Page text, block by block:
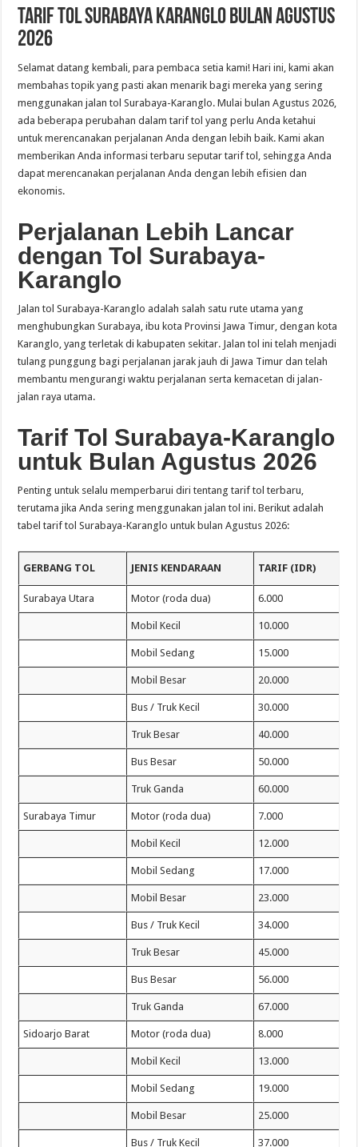
Tarif Tol Surabaya Karanglo Bulan Agustus
2026
Selamat datang kembali, para pembaca setia kami! Hari ini, kami akan
membahas topik yang pasti akan menarik bagi mereka yang sering
menggunakan jalan tol Surabaya-Karanglo. Mulai bulan Agustus 2026,
ada beberapa perubahan dalam tarif tol yang perlu Anda ketahui
untuk merencanakan perjalanan Anda dengan lebih baik. Kami akan
memberikan Anda informasi terbaru seputar tarif tol, sehingga Anda
dapat merencanakan perjalanan Anda dengan lebih efisien dan
ekonomis.
Perjalanan Lebih Lancar
dengan Tol Surabaya-
Karanglo
Jalan tol Surabaya-Karanglo adalah salah satu rute utama yang
menghubungkan Surabaya, ibu kota Provinsi Jawa Timur, dengan kota
Karanglo, yang terletak di kabupaten sekitar. Jalan tol ini telah menjadi
tulang punggung bagi perjalanan jarak jauh di Jawa Timur dan telah
membantu mengurangi waktu perjalanan serta kemacetan di jalan-
jalan raya utama.
Tarif Tol Surabaya-Karanglo
untuk Bulan Agustus 2026
Penting untuk selalu memperbarui diri tentang tarif tol terbaru,
terutama jika Anda sering menggunakan jalan tol ini. Berikut adalah
tabel tarif tol Surabaya-Karanglo untuk bulan Agustus 2026:
GERBANG TOL JENIS KENDARAAN TARIF (IDR)
Surabaya Utara Motor (roda dua) 6.000
Mobil Kecil 10.000
Mobil Sedang 15.000
Mobil Besar 20.000
Bus / Truk Kecil 30.000
Truk Besar 40.000
Bus Besar 50.000
Truk Ganda 60.000
Surabaya Timur Motor (roda dua) 7.000
Mobil Kecil 12.000
Mobil Sedang 17.000
Mobil Besar 23.000
Bus / Truk Kecil 34.000
Truk Besar 45.000
Bus Besar 56.000
Truk Ganda 67.000
Sidoarjo Barat Motor (roda dua) 8.000
Mobil Kecil 13.000
Mobil Sedang 19.000
Mobil Besar 25.000
Bus / Truk Kecil 37.000